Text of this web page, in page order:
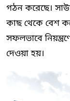
গঠন করেছে।
কাছ থেকে বেশ
সফলভাবে
দেওয়া হয়।